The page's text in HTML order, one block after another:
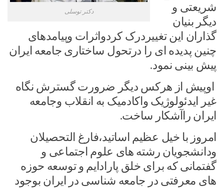
دکتر توسلی
شریعتی و
دیگر بنیان
گذاران این تغییردرک کردواثرات وپیامدهای
چنین پدیده ای را درتحول ساختاری جامعه ایران
پیش بینی نمود.
اوپیش از هرکس دیگر ضرورت گسترش نگاه
غیر ایدئولوژیک واکادمیک به انقلاب وجامعه
ایران راآشکار ساخت.
امروز با خیل عظیم اساتید،فارغ التحصیلان
ودانشجویان رشته های علوم اجتماعی و
گفتمانی که برای خلق پارادایم و توسعه حوزه
های معرفتی در جامعه شناسی در ایران بوجود